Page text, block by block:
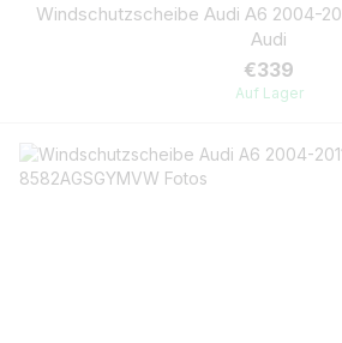
Windschutzscheibe Audi A6 2004-
Audi
€339
Auf Lager